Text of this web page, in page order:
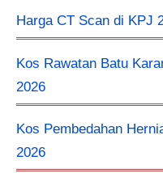
Harga CT Scan di KPJ
Kos Rawatan Batu
2026
Kos Pembedahan
2026